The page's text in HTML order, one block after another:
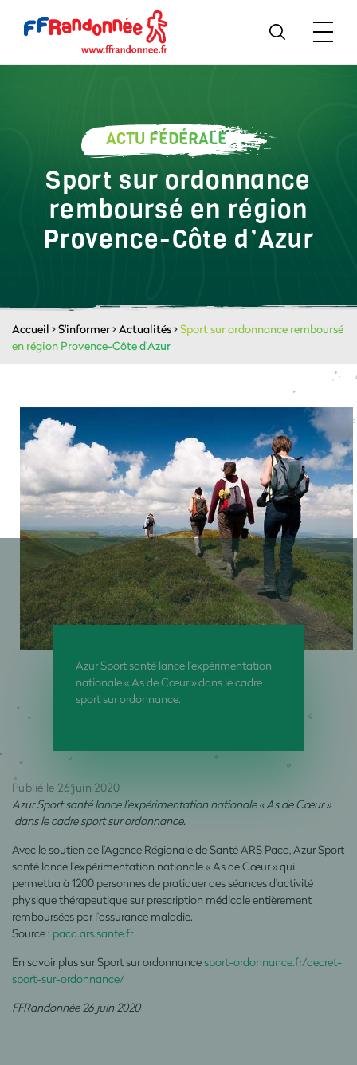
ACTU FÉDÉRALE
Sport sur ordonnance
remboursé en région
Provence-Côte d’Azur
Accueil >S'informer>Actualités>Sport sur ordonnance remboursé
en région Provence-Côte d’Azur
Azur Sport santé lance l’expérimentation
nationale « As de Cœur » dans le cadre
sport sur ordonnance.
Publié le 26 juin 2020
Azur Sport santé lance l’expérimentation nationale « As de Cœur »
dans le cadre sport sur ordonnance.
Avec le soutien de l’Agence Régionale de Santé ARS Paca, Azur Sport
santé lance l’expérimentation nationale « As de Cœur » qui
permettra à 1200 personnes de pratiquer des séances d'activité
physique thérapeutique sur prescription médicale entièrement
remboursées par l’assurance maladie.
Source : paca.ars.sante.fr
En savoir plus sur Sport sur ordonnancesport-ordonnance.fr/decret-
sport-sur-ordonnance/
FFRandonnée 26 juin 2020